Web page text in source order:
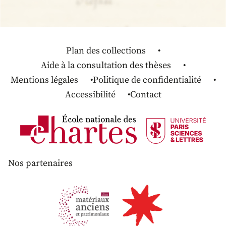
Plan des collections
Aide à la consultation des thèses
Mentions légales
Politique de confidentialité
Accessibilité
Contact
Nos partenaires